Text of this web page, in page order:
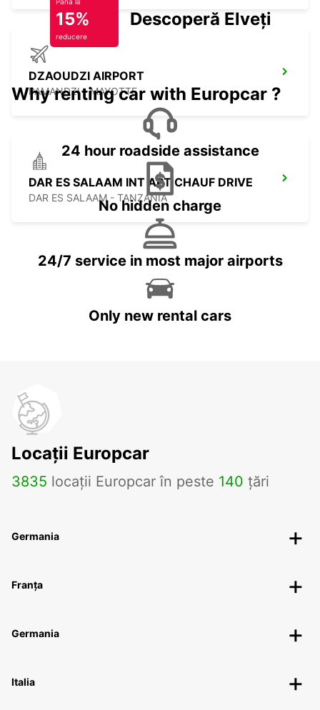
DZAOUDZI AIRPORT
PAMANDZI - MAYOTTE
DAR ES SALAAM INT APT CHAUF DRIVE
DAR ES SALAAM - TANZANIA
15%
reducere
Descoperă Elveția
Why renting car with Europcar ?
24 hour roadside assistance
No hidden charge
24/7 service in most major airports
Only new rental cars
Locații Europcar
3835 locații Europcar în peste 140 țări
Germania
Franța
Germania
Italia